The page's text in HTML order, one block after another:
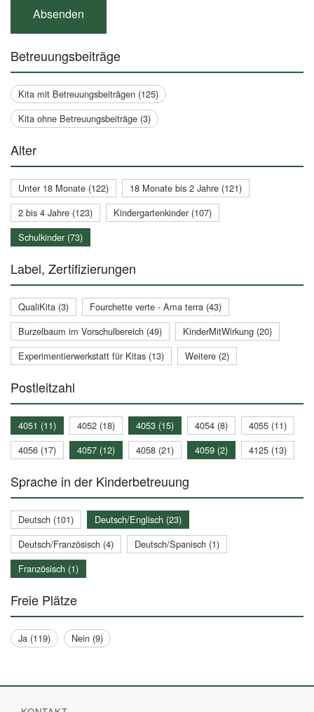
Betreuungsbeiträge
Kita mit Betreuungsbeiträgen (125)
Kita ohne Betreuungsbeiträge (3)
Alter
Unter 18 Monate (122)
18 Monate bis 2 Jahre (121)
2 bis 4 Jahre (123)
Kindergartenkinder (107)
Schulkinder (73)
Label, Zertifizierungen
QualiKita (3)
Fourchette verte - Ama terra (43)
Burzelbaum im Vorschulbereich (49)
KinderMitWirkung (20)
Experimentierwerkstatt für Kitas (13)
Weitere (2)
Postleitzahl
4051 (11) 4052 (18) 4053 (15) 4054 (8)
4055 (11)
4056 (17)
4057 (12) 4058 (21) 4059 (2) 4125 (13)
Sprache in der Kinderbetreuung
Deutsch (101)
Deutsch/Englisch (23)
Deutsch/Französisch (4)
Deutsch/Spanisch (1)
Französisch (1)
Freie Plätze
Ja (119) Nein (9)